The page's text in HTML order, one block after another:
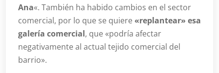
Ana«. También ha habido cambios en el sector
comercial, por lo que se quiere «replantear» esa
galería comercial, que «podría afectar
negativamente al actual tejido comercial del
barrio».